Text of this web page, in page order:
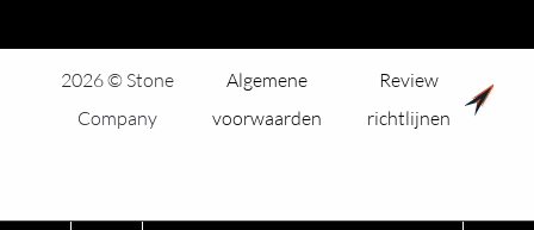
2026 © Stone
Company
Algemene
voorwaarden
Review
richtlijnen